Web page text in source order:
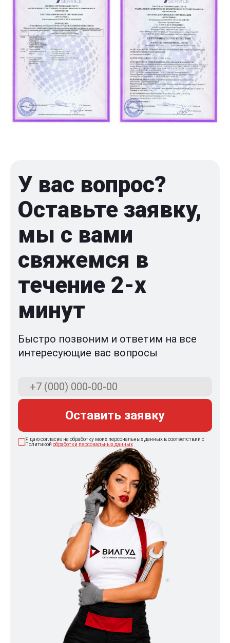
У вас вопрос?
Оставьте заявку,
мы с вами
свяжемся в
течение 2-x
минут
Быстро позвоним и ответим на все
интересующие вас вопросы
Оставить заявку
Я даю согласие на обработку моих персональных данных в соответствии с
Политикой обработки персональных данных